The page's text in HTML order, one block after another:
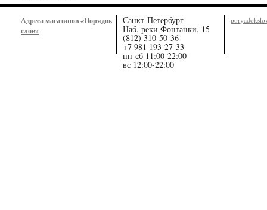
Адреса магазинов «Порядок
слов»
Санкт-Петербург
Наб. реки Фонтанки, 15
(812) 310-50-36
+7 981 193-27-33
пн-сб 11:00-22:00
вс 12:00-22:00